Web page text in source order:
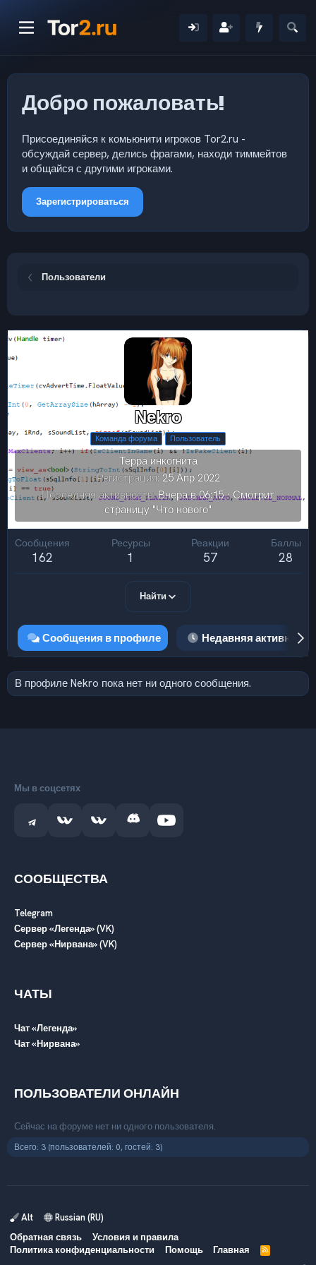
Добро пожаловать!
Присоединяйся к комьюнити игроков Tor2.ru -
обсуждай сервер, делись фрагами, находи тиммейтов
и общайся с другими игроками.
Зарегистрироваться
Пользователи
Nekro
Команда форума Пользователь
Терра инкогнита
Регистрация 25 Апр 2022
Последняя активность Вчера в 06:15 ·Смотрит
страницу "Что нового"
Сообщения
162
Ресурсы
1
Реакции
57
Баллы
28
Найти
Сообщения в профиле Недавняя активность
В профиле Nekro пока нет ни одного сообщения.
Мы в соцсетях
СООБЩЕСТВА
Telegram
Сервер «Легенда» (VK)
Сервер «Нирвана» (VK)
ЧАТЫ
Чат «Легенда»
Чат «Нирвана»
ПОЛЬЗОВАТЕЛИ ОНЛАЙН
Сейчас на форуме нет ни одного пользователя.
Всего: 3 (пользователей: 0, гостей: 3)
Alt
Russian (RU)
Обратная связь
Условия и правила
Политика конфиденциальности
Помощь Главная
R